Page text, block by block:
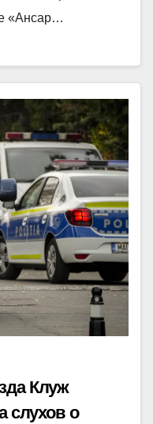
«Ансар…
Клуж
слухов о